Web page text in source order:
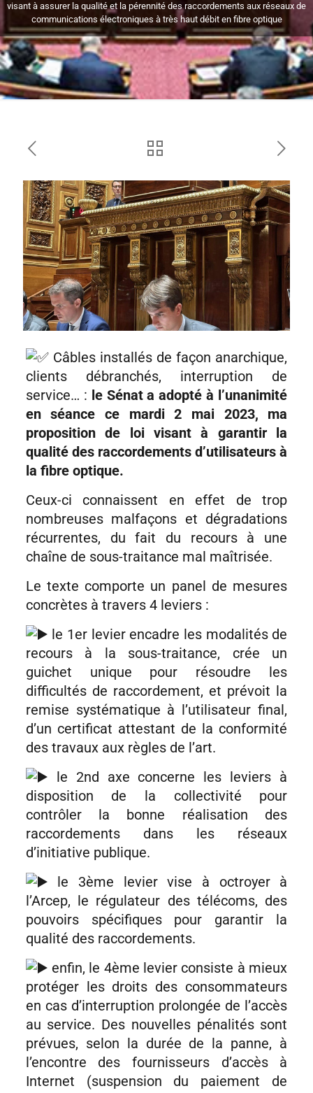
visant à assurer la qualité et la pérennité des raccordements aux réseaux de
communications électroniques à très haut débit en fibre optique
Câbles installés de façon anarchique,
clients débranchés, interruption de
service… : le Sénat a adopté à l’unanimité
en séance ce mardi 2 mai 2023, ma
proposition de loi visant à garantir la
qualité des raccordements d’utilisateurs à
la fibre optique.
Ceux-ci connaissent en effet de trop
nombreuses malfaçons et dégradations
récurrentes, du fait du recours à une
chaîne de sous-traitance mal maîtrisée.
Le texte comporte un panel de mesures
concrètes à travers 4 leviers :
le 1er levier encadre les modalités de
recours à la sous-traitance, crée un
guichet unique pour résoudre les
difficultés de raccordement, et prévoit la
remise systématique à l’utilisateur final,
d’un certificat attestant de la conformité
des travaux aux règles de l’art.
le 2nd axe concerne les leviers à
disposition de la collectivité pour
contrôler la bonne réalisation des
raccordements dans les réseaux
d’initiative publique.
le 3ème levier vise à octroyer à
l’Arcep, le régulateur des télécoms, des
pouvoirs spécifiques pour garantir la
qualité des raccordements.
enfin, le 4ème levier consiste à mieux
protéger les droits des consommateurs
en cas d’interruption prolongée de l’accès
au service. Des nouvelles pénalités sont
prévues, selon la durée de la panne, à
l’encontre des fournisseurs d’accès à
Internet (suspension du paiement de